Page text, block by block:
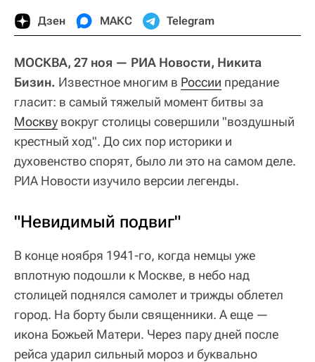
Дзен МАКС Telegram
МОСКВА, 27 ноя — РИА Новости, Никита
Бизин. Известное многим в России предание
гласит: в самый тяжелый момент битвы за
Москву вокруг столицы совершили "воздушный
крестный ход". До сих пор историки и
духовенство спорят, было ли это на самом деле.
РИА Новости изучило версии легенды.
"Невидимый подвиг"
В конце ноября 1941-го, когда немцы уже
вплотную подошли к Москве, в небо над
столицей поднялся самолет и трижды облетел
город. На борту были священники. А еще —
икона Божьей Матери. Через пару дней после
рейса ударил сильный мороз и буквально